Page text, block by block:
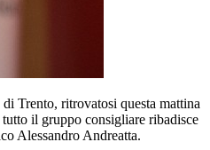
Trento, ritrovatosi questa mattina
il gruppo consigliare ribadisce
Alessandro Andreatta.